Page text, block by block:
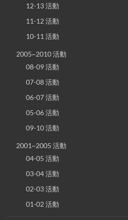
12-13 活動
11-12 活動
10-11 活動
2005~2010 活動
08-09 活動
07-08 活動
06-07 活動
05-06 活動
09-10 活動
2001~2005 活動
04-05 活動
03-04 活動
02-03 活動
01-02 活動